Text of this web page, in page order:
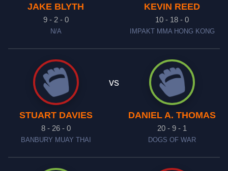
JAKE BLYTH
9 - 2 - 0
N/A
KEVIN REED
10 - 18 - 0
IMPAKT MMA HONG KONG
STUART DAVIES
8 - 26 - 0
BANBURY MUAY THAI
vs
DANIEL A. THOMAS
20 - 9 - 1
DOGS OF WAR